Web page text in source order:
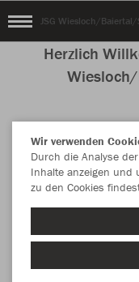
JSG Wiesloch/
Herzlich
Nachhaltig
Wir verwenden
Durch die Analyse
Inhalte anzeigen und
zu den Cookies